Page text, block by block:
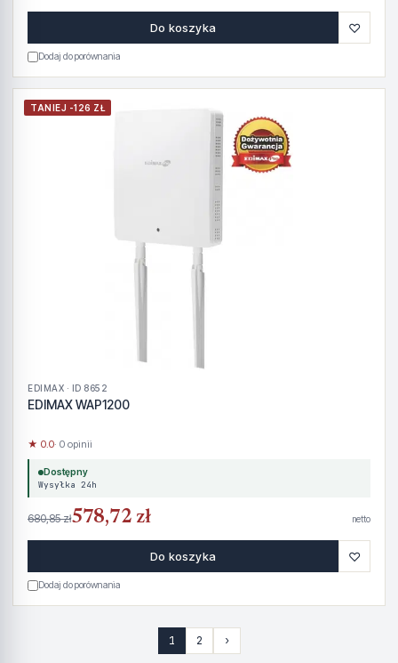
Do koszyka ♡
Dodaj do porównania
TANIEJ -126 ZŁ
EDIMAX · ID 8652
EDIMAX WAP1200
★ 0.0· 0 opinii
Dostępny
Wysyłka 24h
680,85 zł578,72 zł netto
Do koszyka ♡
Dodaj do porównania
1 2 ›